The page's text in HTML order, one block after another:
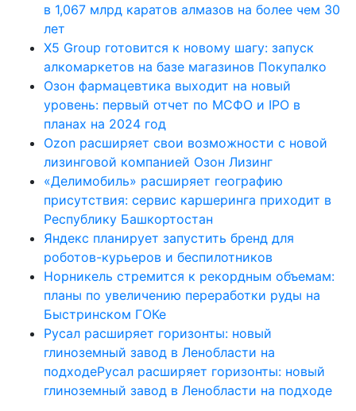
в 1,067 млрд каратов алмазов на более чем 30
лет
X5 Group готовится к новому шагу: запуск
алкомаркетов на базе магазинов Покупалко
Озон фармацевтика выходит на новый
уровень: первый отчет по МСФО и IPO в
планах на 2024 год
Ozon расширяет свои возможности с новой
лизинговой компанией Озон Лизинг
«Делимобиль» расширяет географию
присутствия: сервис каршеринга приходит в
Республику Башкортостан
Яндекс планирует запустить бренд для
роботов-курьеров и беспилотников
Норникель стремится к рекордным объемам:
планы по увеличению переработки руды на
Быстринском ГОКе
Русал расширяет горизонты: новый
глиноземный завод в Ленобласти на
подходеРусал расширяет горизонты: новый
глиноземный завод в Ленобласти на подходе